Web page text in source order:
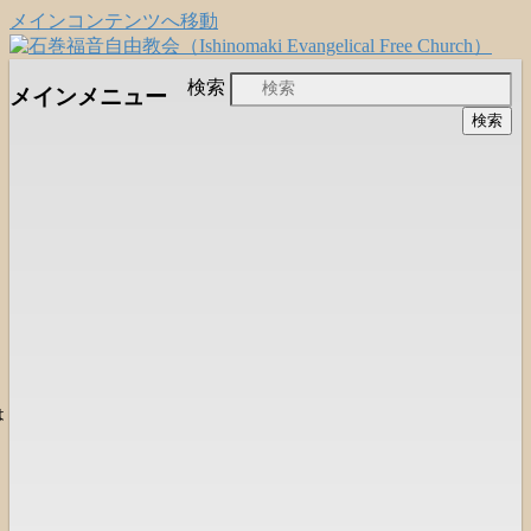
メインコンテンツへ移動
石巻福音自由教会
（Ishinomaki Evangelical Free
日本福音自由教会の有志による「石巻宣
教支援会」によって支えられる新しい
検索
メインメニュー